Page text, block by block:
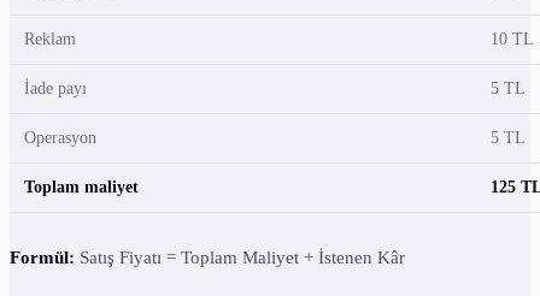
Reklam 10 TL
İade payı 5 TL
Operasyon 5 TL
Toplam maliyet 125
Formül: Satış Fiyatı = Toplam Maliyet + İstenen Kâr